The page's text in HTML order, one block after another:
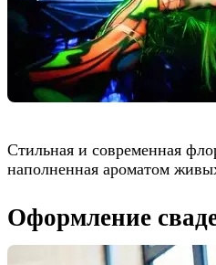
Стильная и современная
наполненная ароматом
Оформление